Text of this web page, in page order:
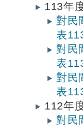
113年
對民
表
對民
表
對民
表
112年
對民